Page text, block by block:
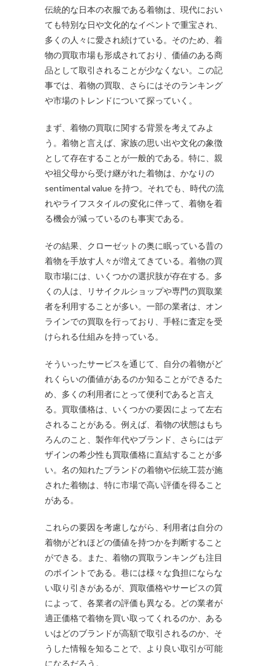
伝統的な日本の衣服である着物は、現代におい
ても特別な日や文化的なイベントで重宝され、
多くの人々に愛され続けている。そのため、着
物の買取市場も形成されており、価値のある商
品として取引されることが少なくない。この記
事では、着物の買取、さらにはそのランキング
や市場のトレンドについて探っていく。
まず、着物の買取に関する背景を考えてみよ
う。着物と言えば、家族の思い出や文化の象徴
として存在することが一般的である。特に、親
や祖父母から受け継がれた着物は、かなりの
sentimental value を持つ。それでも、時代の流
れやライフスタイルの変化に伴って、着物を着
る機会が減っているのも事実である。
その結果、クローゼットの奥に眠っている昔の
着物を手放す人々が増えてきている。着物の買
取市場には、いくつかの選択肢が存在する。多
くの人は、リサイクルショップや専門の買取業
者を利用することが多い。一部の業者は、オン
ラインでの買取を行っており、手軽に査定を受
けられる仕組みを持っている。
そういったサービスを通じて、自分の着物がど
れくらいの価値があるのか知ることができるた
め、多くの利用者にとって便利であると言え
る。買取価格は、いくつかの要因によって左右
されることがある。例えば、着物の状態はもち
ろんのこと、製作年代やブランド、さらにはデ
ザインの希少性も買取価格に直結することが多
い。名の知れたブランドの着物や伝統工芸が施
された着物は、特に市場で高い評価を得ること
がある。
これらの要因を考慮しながら、利用者は自分の
着物がどれほどの価値を持つかを判断すること
ができる。また、着物の買取ランキングも注目
のポイントである。巷には様々な負担にならな
い取り引きがあるが、買取価格やサービスの質
によって、各業者の評価も異なる。どの業者が
適正価格で着物を買い取ってくれるのか、ある
いはどのブランドが高額で取引されるのか、そ
うした情報を知ることで、より良い取引が可能
になるだろう。